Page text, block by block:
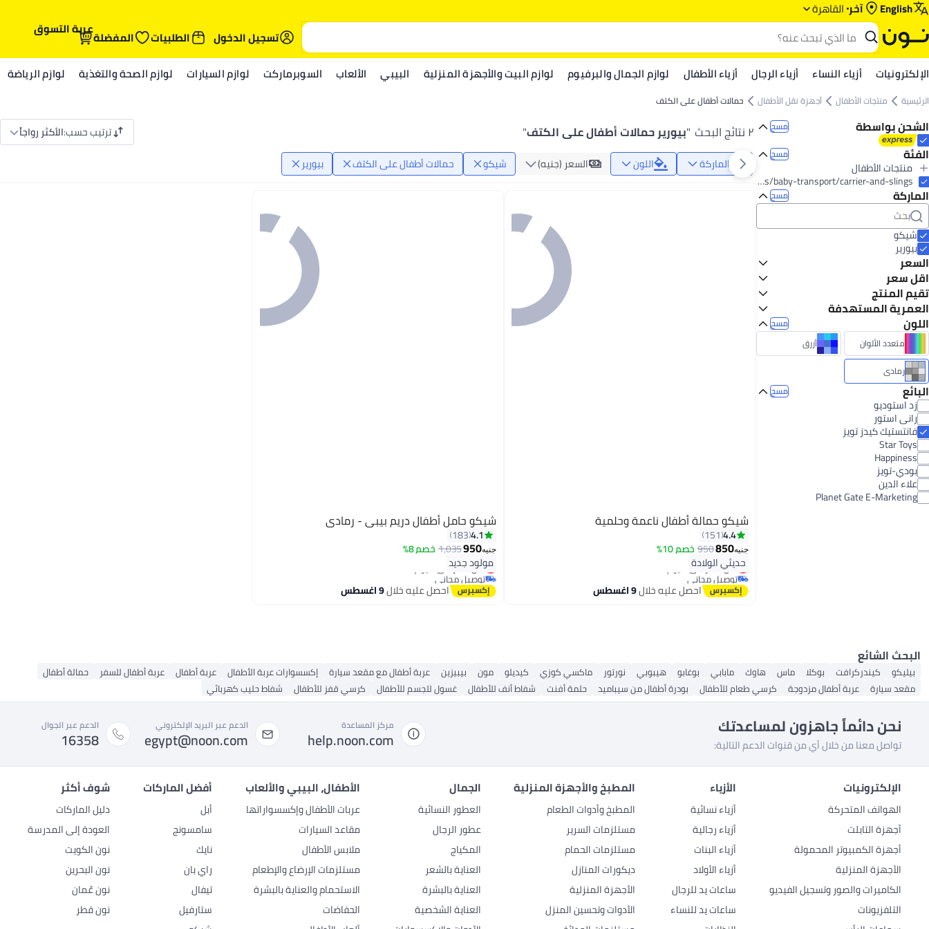
English آخر القاهرة
تسجيل الدخول
الطلبيات المفضلةعربة التسوق
الإلكترونيات أزياء النساء أزياء الرجال أزياء الأطفال لوازم الجمال والبرفيوم لوازم البيت والأجهزة المنزلية البيبي الألعاب السوبرماركت لوازم السيارات لوازم الصحة والتغذية لوازم الرياضة
الرئيسية منتجات الأطفال أجهزة نقل الأطفال حمالات أطفال على الكتف
الشحن بواسطة مسح
الفئة مسح
منتجات الأطفال
الكل منتجات الأطفال
أجهزة نقل الأطفال
الكل أجهزة نقل الأطفال
حمالات أطفال على الكتف
baby-products/baby-transport/carrier-and-slings
الماركة مسح
شيكو
بيورير
السعر
عرض التنائج اقل سعر
أقل سعر في 7 يوم
تقيم المنتج
نجوم أو أكثر 0
4.1
4.4
العمرية المستهدفة
حديث الولادةاللون
مسح
متعدد الألوان
أزرق
رمادي
البائع مسح
زد استوديو
رانى استور
فانتستيك كيدز تويز
Star Toys
Happiness
بودي-تويز
علاء الدين
Planet Gate E-Marketing
٢ نتائج البحث "بيورير حمالات أطفال على الكتف" ترتيب حسب:الأكثر رواجاً
الماركة
اللون السعر (جنيه) شيكو حمالات أطفال على الكتف بيورير
شيكو حمالة أطفال ناعمة وحلمية
4.4
151
جنيه850
950 خصم 10%
حديثي الولادة
#6 في حمالات أطفال على الكتف
أقل سعر في 7 يوم
توصيل مجاني
#6 في حمالات أطفال على الكتف احصل عليه خلال9 اغسطس
شيكو حامل أطفال دريم بيبي - رمادي
4.1
183
جنيه950
1,035خصم 8%
مولود جديد
#19 في حمالات أطفال على الكتف
أقل سعر في 7 يوم
توصيل مجاني
#19 في حمالات أطفال على الكتف احصل عليه خلال9 اغسطس
البحث الشائع
بيليكو كيندركرافت بوكلا ماس هاوك مابابي بوغابو هيبوبي نورتور ماكسي كوزي كيديلو مون بيبيزين عربة أطفال مع مقعد سيارة إكسسوارات عربة الأطفال عربة أطفال عربة أطفال للسفر
حمالة أطفال
مقعد سيارة
عربة أطفال مزدوجة كرسي طعام للأطفال بودرة أطفال من سيباميد حلمة أفنت شفاط أنف للأطفال غسول للجسم للأطفال كرسي قفز للأطفال شفاط حليب كهربائي
نحن دائماً جاهزون لمساعدتك
تواصل معنا من خلال أي من قنوات الدعم التالية:
مركز المساعدة
help.noon.com
الدعم عبر البريد الإلكتروني
egypt@noon.com
الدعم عبر الجوال
16358
الإلكترونيات
الهواتف المتحركة
أجهزة التابلت
أجهزة الكمبيوتر المحمولة
الأجهزة المنزلية
الكاميرات والصور وتسجيل الفيديو
التلفزيونات
الأزياء
أزياء نسائية
أزياء رجالية
أزياء البنات
أزياء الأولاد
ساعات يد للرجال
ساعات يد للنساء
المطبخ والأجهزة المنزلية
المطبخ وأدوات الطعام
مستلزمات السرير
مستلزمات الحمام
ديكورات المنازل
الأجهزة المنزلية
الأدوات وتحسين المنزل
الجمال
العطور النسائية
عطور الرجال
المكياج
العناية بالشعر
العناية بالبشرة
العناية الشخصية
الأطفال، البيبي والألعاب
عربات الأطفال وإكسسواراتها
مقاعد السيارات
ملابس الأطفال
مستلزمات الإرضاع والإطعام
الاستحمام والعناية بالبشرة
الحفاضات
أفضل الماركات
أبل
سامسونج
نايك
راي بان
تيفال
ستارفيل
شوف أكثر
دليل الماركات
العودة إلى المدرسة
نون الكويت
نون البحرين
نون عُمان
نون قطر